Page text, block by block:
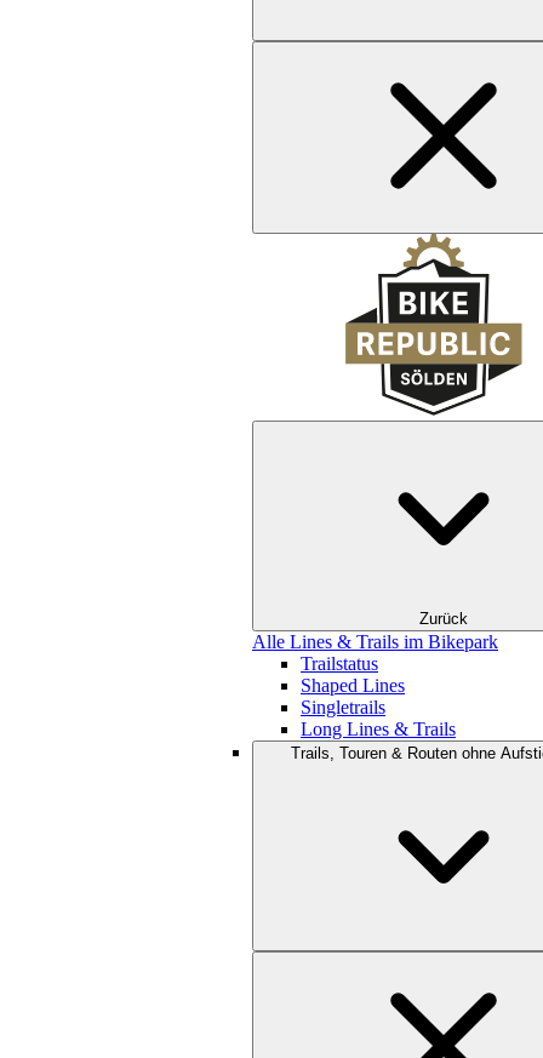
Zurück
Alle Lines & Trails im Bikepark
Trailstatus
Shaped Lines
Singletrails
Long Lines & Trails
Trails, Touren & Routen ohne